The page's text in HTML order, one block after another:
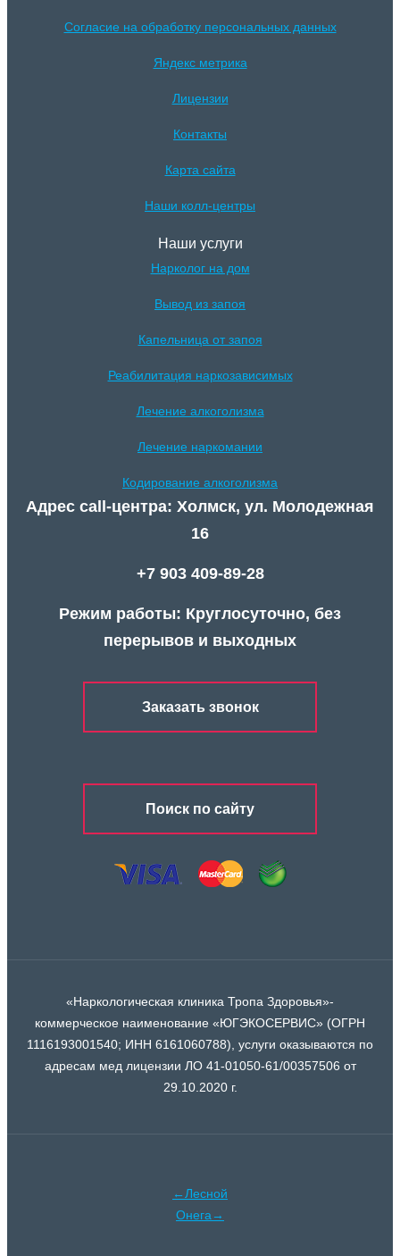
Согласие на обработку персональных данных
Яндекс метрика
Лицензии
Контакты
Карта сайта
Наши колл-центры
Наши услуги
Нарколог на дом
Вывод из запоя
Капельница от запоя
Реабилитация наркозависимых
Лечение алкоголизма
Лечение наркомании
Кодирование алкоголизма
Адрес call-центра: Холмск, ул. Молодежная
16
+7 903 409-89-28
Режим работы: Круглосуточно, без
перерывов и выходных
Заказать звонок
Поиск по сайту
«Наркологическая клиника Тропа Здоровья»-
коммерческое наименование «ЮГЭКОСЕРВИС» (ОГРН
1116193001540; ИНН 6161060788), услуги оказываются по
адресам мед лицензии ЛО 41-01050-61/00357506 от
29.10.2020 г.
←Лесной
Онега→